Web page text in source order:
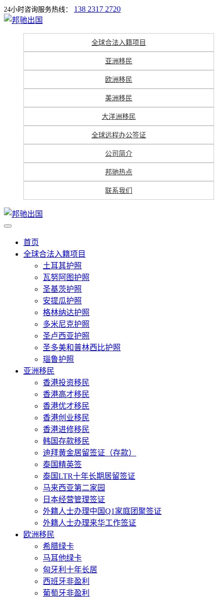
24小时咨询服务热线： 138 2317 2720
全球合法入籍项目
亚洲移民
欧洲移民
美洲移民
大洋洲移民
全球远程办公签证
公司简介
邦驰热点
联系我们
首页
全球合法入籍项目
土耳其护照
瓦努阿图护照
圣基茨护照
安提瓜护照
格林纳达护照
多米尼克护照
圣卢西亚护照
圣多美和普林西比护照
瑙鲁护照
亚洲移民
香港投资移民
香港高才移民
香港优才移民
香港创业移民
香港进修移民
韩国存款移民
迪拜黄金居留签证（存款）
泰国精英签
泰国LTR十年长期居留签证
马来西亚第二家园
日本经营管理签证
外籍人士办理中国Q1家庭团聚签证
外籍人士办理来华工作签证
欧洲移民
希腊绿卡
马耳他绿卡
匈牙利十年长居
西班牙非盈利
葡萄牙非盈利